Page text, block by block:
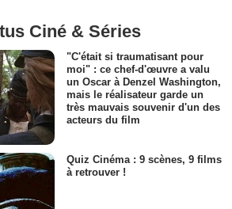
Ciné & Séries
"C'était si traumatisant pour
moi" : ce chef-d'œuvre a valu
un Oscar à Denzel Washington,
mais le réalisateur garde un
très mauvais souvenir d'un des
acteurs du film
Quiz Cinéma : 9 scènes, 9 films
à retrouver !